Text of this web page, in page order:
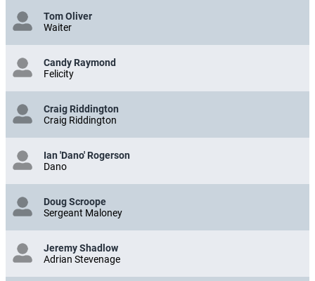
Tom Oliver
Waiter
Candy Raymond
Felicity
Craig Riddington
Craig Riddington
Ian 'Dano' Rogerson
Dano
Doug Scroope
Sergeant Maloney
Jeremy Shadlow
Adrian Stevenage